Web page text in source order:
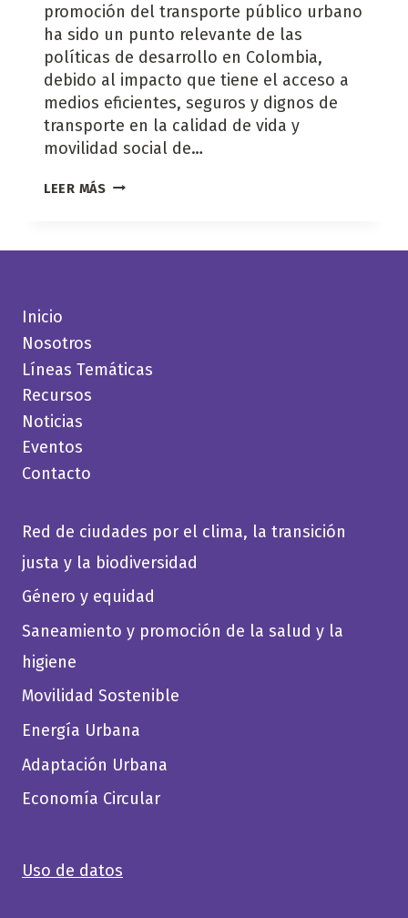
promoción del transporte público urbano
ha sido un punto relevante de las
políticas de desarrollo en Colombia,
debido al impacto que tiene el acceso a
medios eficientes, seguros y dignos de
transporte en la calidad de vida y
movilidad social de…
LEER MÁS HACÍA
EN
Inicio
Nosotros
Líneas Temáticas
Recursos
Noticias
Eventos
Contacto
Red de ciudades por el clima, la transición
justa y la biodiversidad
Género y equidad
Saneamiento y promoción de la salud y la
higiene
Movilidad Sostenible
Energía Urbana
Adaptación Urbana
Economía Circular
Uso de datos